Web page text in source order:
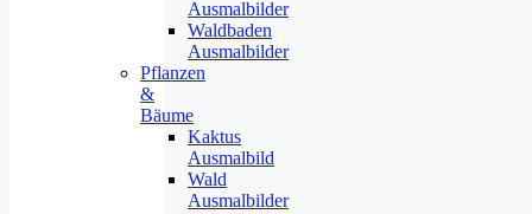
Ausmalbilder
Waldbaden
Ausmalbilder
Pflanzen
&
Bäume
Kaktus
Ausmalbild
Wald
Ausmalbilder